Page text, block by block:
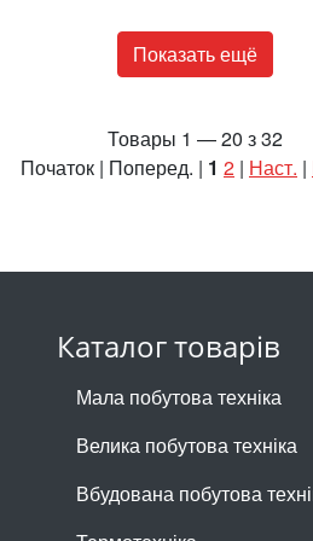
Показать ещё
Товары 1 — 20 з 32
Початок | Поперед. | 1 2 | Наст. |
Каталог товарів
Мала побутова техніка
Велика побутова техніка
Вбудована побутова